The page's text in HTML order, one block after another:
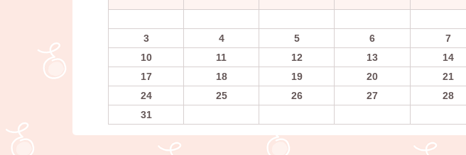
3
4 5 6 7
10
11 12 13 14
17
18 19 20 21
24
25 26 27 28
31